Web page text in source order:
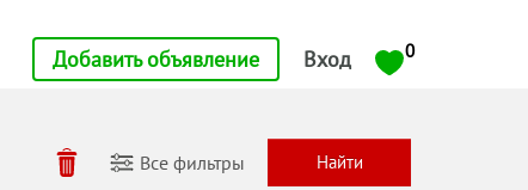
Добавить объявление Вход 0
Все фильтры